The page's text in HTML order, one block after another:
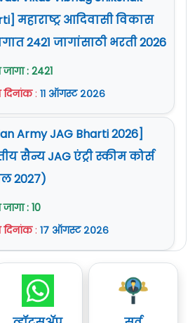
महाराष्ट्र आदिवासी विकास
2421 जागांसाठी भरती 2026
: 2421
दिनांक: ११ ऑगस्ट २०२६
Army JAG Bharti 2026]
सैन्य JAG एंट्री स्कीम कोर्स
2027)
: 10
दिनांक: १७ ऑगस्ट २०२६